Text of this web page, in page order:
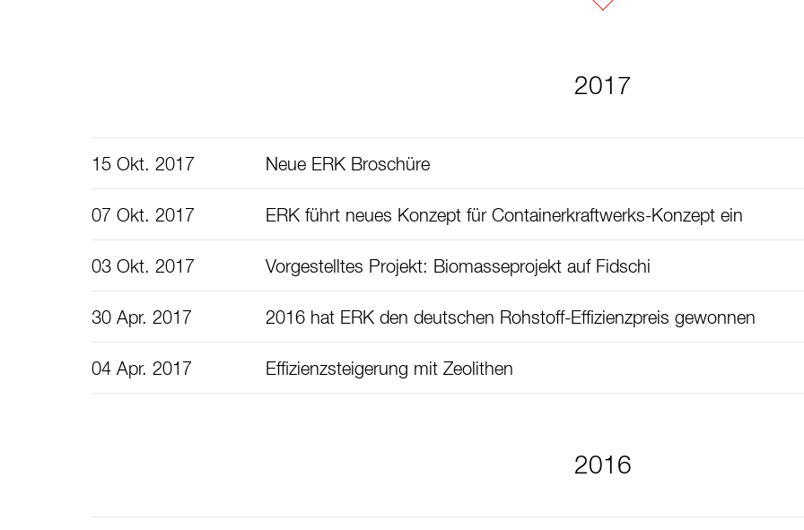
2017
15 Okt. 2017 Neue ERK Broschüre
07 Okt. 2017 ERK führt neues Konzept für Containerkraftwerks-Konzept ein
03 Okt. 2017 Vorgestelltes Projekt: Biomasseprojekt auf Fidschi
30 Apr. 2017 2016 hat ERK den deutschen Rohstoff-Effizienzpreis gewonnen
04 Apr. 2017 Effizienzsteigerung mit Zeolithen
2016